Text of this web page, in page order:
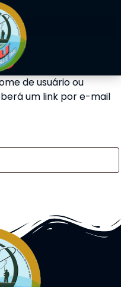
de usuário ou
um link por e-mail